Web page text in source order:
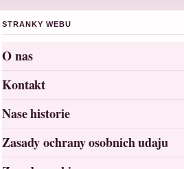
STRANKY WEBU
O nas
Kontakt
Nase historie
Zasady ochrany osobnich udaju